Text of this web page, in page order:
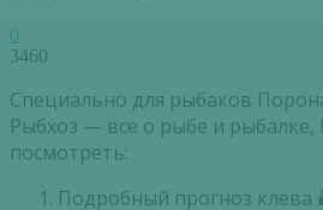
0
3460
Специально для рыбаков
Рыбхоз — все о рыбе и
посмотреть:
Подробный прогноз клева